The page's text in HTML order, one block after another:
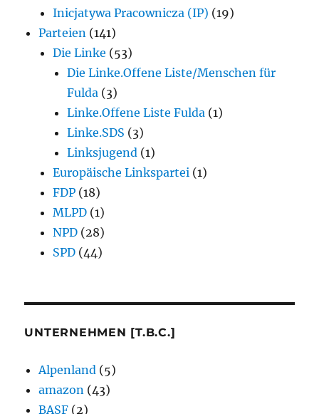
Inicjatywa Pracownicza (IP) (19)
Parteien (141)
Die Linke (53)
Die Linke.Offene Liste/Menschen für
Fulda (3)
Linke.Offene Liste Fulda (1)
Linke.SDS (3)
Linksjugend (1)
Europäische Linkspartei (1)
FDP (18)
MLPD (1)
NPD (28)
SPD (44)
UNTERNEHMEN [T.B.C.]
Alpenland (5)
amazon (43)
BASF (2)